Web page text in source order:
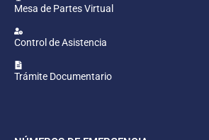
Mesa de Partes Virtual
Control de Asistencia
Trámite Documentario